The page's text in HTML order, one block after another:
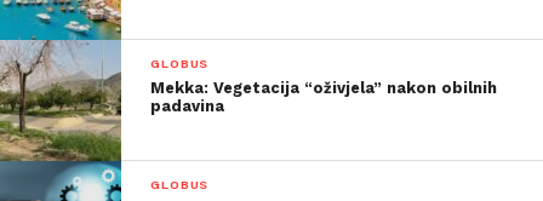
GLOBUS
Mekka: Vegetacija “oživjela” nakon obilnih
padavina
GLOBUS